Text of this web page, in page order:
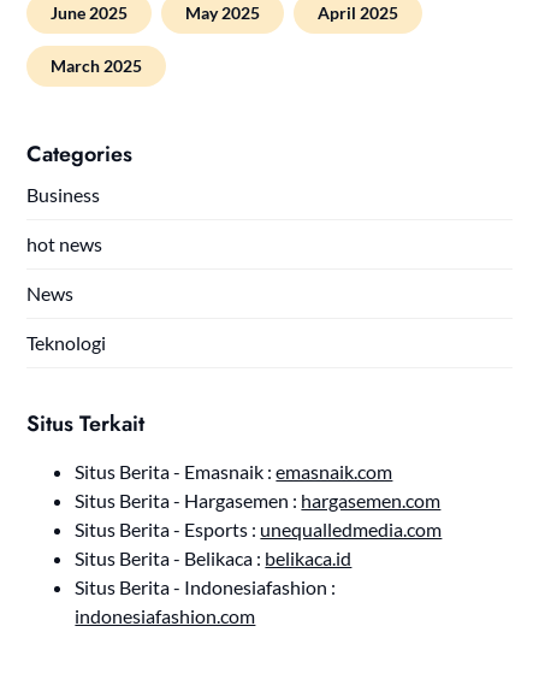
June 2025 May 2025 April 2025
March 2025
Categories
Business
hot news
News
Teknologi
Situs Terkait
Situs Berita - Emasnaik :emasnaik.com
Situs Berita - Hargasemen : hargasemen.com
Situs Berita - Esports : unequalledmedia.com
Situs Berita - Belikaca : belikaca.id
Situs Berita - Indonesiafashion :
indonesiafashion.com